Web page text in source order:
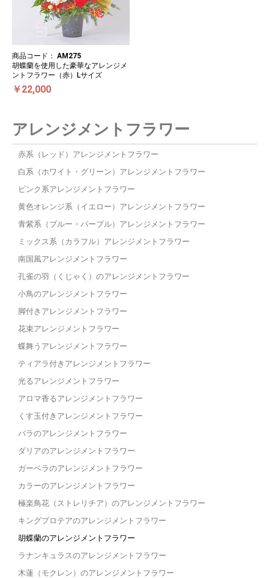
商品コード： AM275
胡蝶蘭を使用した豪華なアレンジメ
ントフラワー（赤）Lサイズ
￥22,000
アレンジメントフラワー
赤系（レッド）アレンジメントフラワー
白系（ホワイト・グリーン）アレンジメントフラワー
ピンク系アレンジメントフラワー
黄色オレンジ系（イエロー）アレンジメントフラワー
青紫系（ブルー・パープル）アレンジメントフラワー
ミックス系（カラフル）アレンジメントフラワー
南国風アレンジメントフラワー
孔雀の羽（くじゃく）のアレンジメントフラワー
小鳥のアレンジメントフラワー
脚付きアレンジメントフラワー
花束アレンジメントフラワー
蝶舞うアレンジメントフラワー
ティアラ付きアレンジメントフラワー
光るアレンジメントフラワー
アロマ香るアレンジメントフラワー
くす玉付きアレンジメントフラワー
バラのアレンジメントフラワー
ダリアのアレンジメントフラワー
ガーベラのアレンジメントフラワー
カラーのアレンジメントフラワー
極楽鳥花（ストレリチア）のアレンジメントフラワー
キングプロテアのアレンジメントフラワー
胡蝶蘭のアレンジメントフラワー
ラナンキュラスのアレンジメントフラワー
木蓮（モクレン）のアレンジメントフラワー